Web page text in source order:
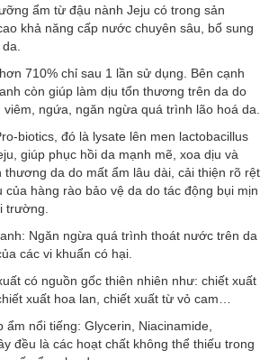
ẩm từ đậu nành Jeju có trong sản
khả năng cấp nước chuyên sâu, bổ sung
710% chỉ sau 1 lần sử dụng. Bên cạnh
còn giúp làm dịu tổn thương trên da do
ngứa, ngăn ngừa quá trình lão hoá da.
biotics, đó là lysate lên men lactobacillus
giúp phục hồi da mạnh mẽ, xoa dịu và
thương da do mất ẩm lâu dài, cải thiện rõ rệt
của hàng rào bảo vệ da do tác động bụi mịn
trường.
Ngăn ngừa quá trình thoát nước trên da
các vi khuẩn có hại.
có nguồn gốc thiên nhiên như: chiết xuất
xuất hoa lan, chiết xuất từ vỏ cam…
ẩm nổi tiếng: Glycerin, Niacinamide,
đều là các hoạt chất không thể thiếu trong